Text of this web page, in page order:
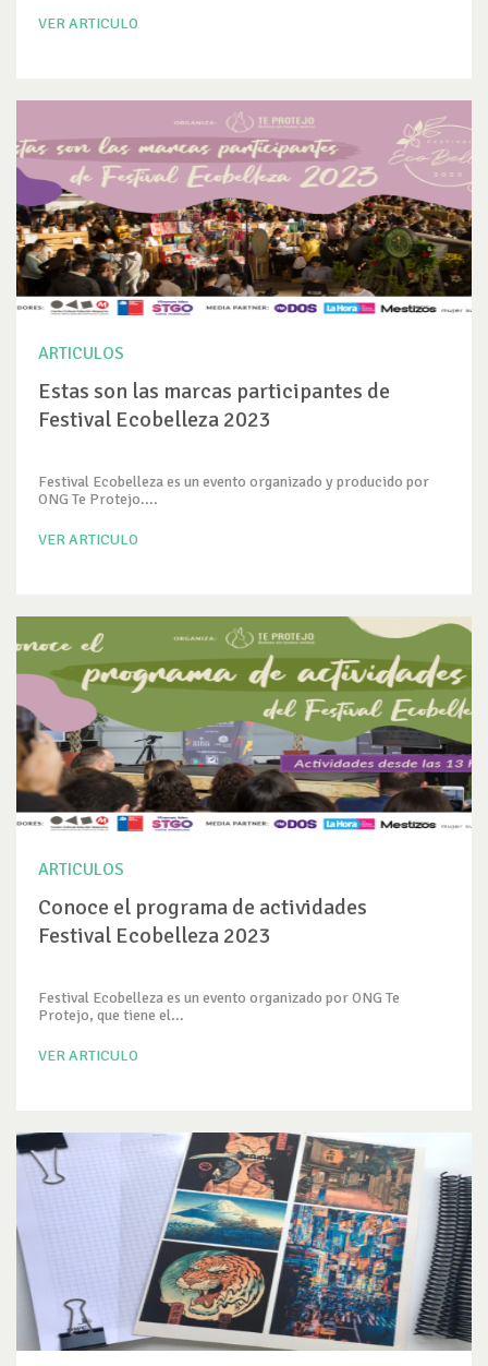
VER ARTICULO
ARTICULOS
Estas son las marcas participantes de
Festival Ecobelleza 2023
Festival Ecobelleza es un evento organizado y producido por
ONG Te Protejo....
VER ARTICULO
ARTICULOS
Conoce el programa de actividades
Festival Ecobelleza 2023
Festival Ecobelleza es un evento organizado por ONG Te
Protejo, que tiene el...
VER ARTICULO